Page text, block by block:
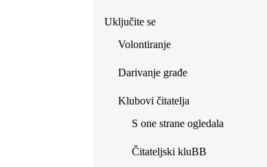
Uključite se
Volontiranje
Darivanje građe
Klubovi čitatelja
S one strane ogledala
Čitateljski kluBB